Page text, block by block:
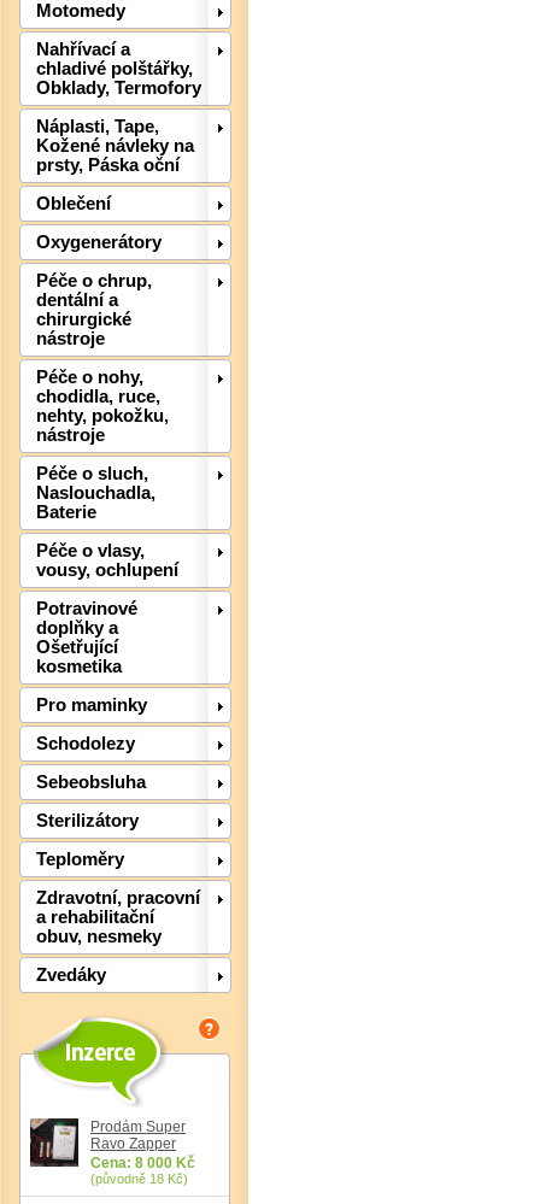
Motomedy
Nahřívací a
chladivé polštářky,
Obklady, Termofory
Náplasti, Tape,
Kožené návleky na
prsty, Páska oční
Oblečení
Oxygenerátory
Péče o chrup,
dentální a
chirurgické
nástroje
Péče o nohy,
chodidla, ruce,
nehty, pokožku,
nástroje
Péče o sluch,
Naslouchadla,
Baterie
Péče o vlasy,
vousy, ochlupení
Potravinové
doplňky a
Ošetřující
kosmetika
Pro maminky
Schodolezy
Sebeobsluha
Sterilizátory
Teploměry
Zdravotní, pracovní
a rehabilitační
obuv, nesmeky
Zvedáky
Prodám Super
Ravo Zapper
Cena: 8 000 Kč
(původně 18 Kč)